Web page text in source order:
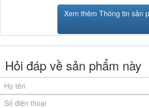
Xem thêm Thông tin sản
Hỏi đáp về sản phẩm này